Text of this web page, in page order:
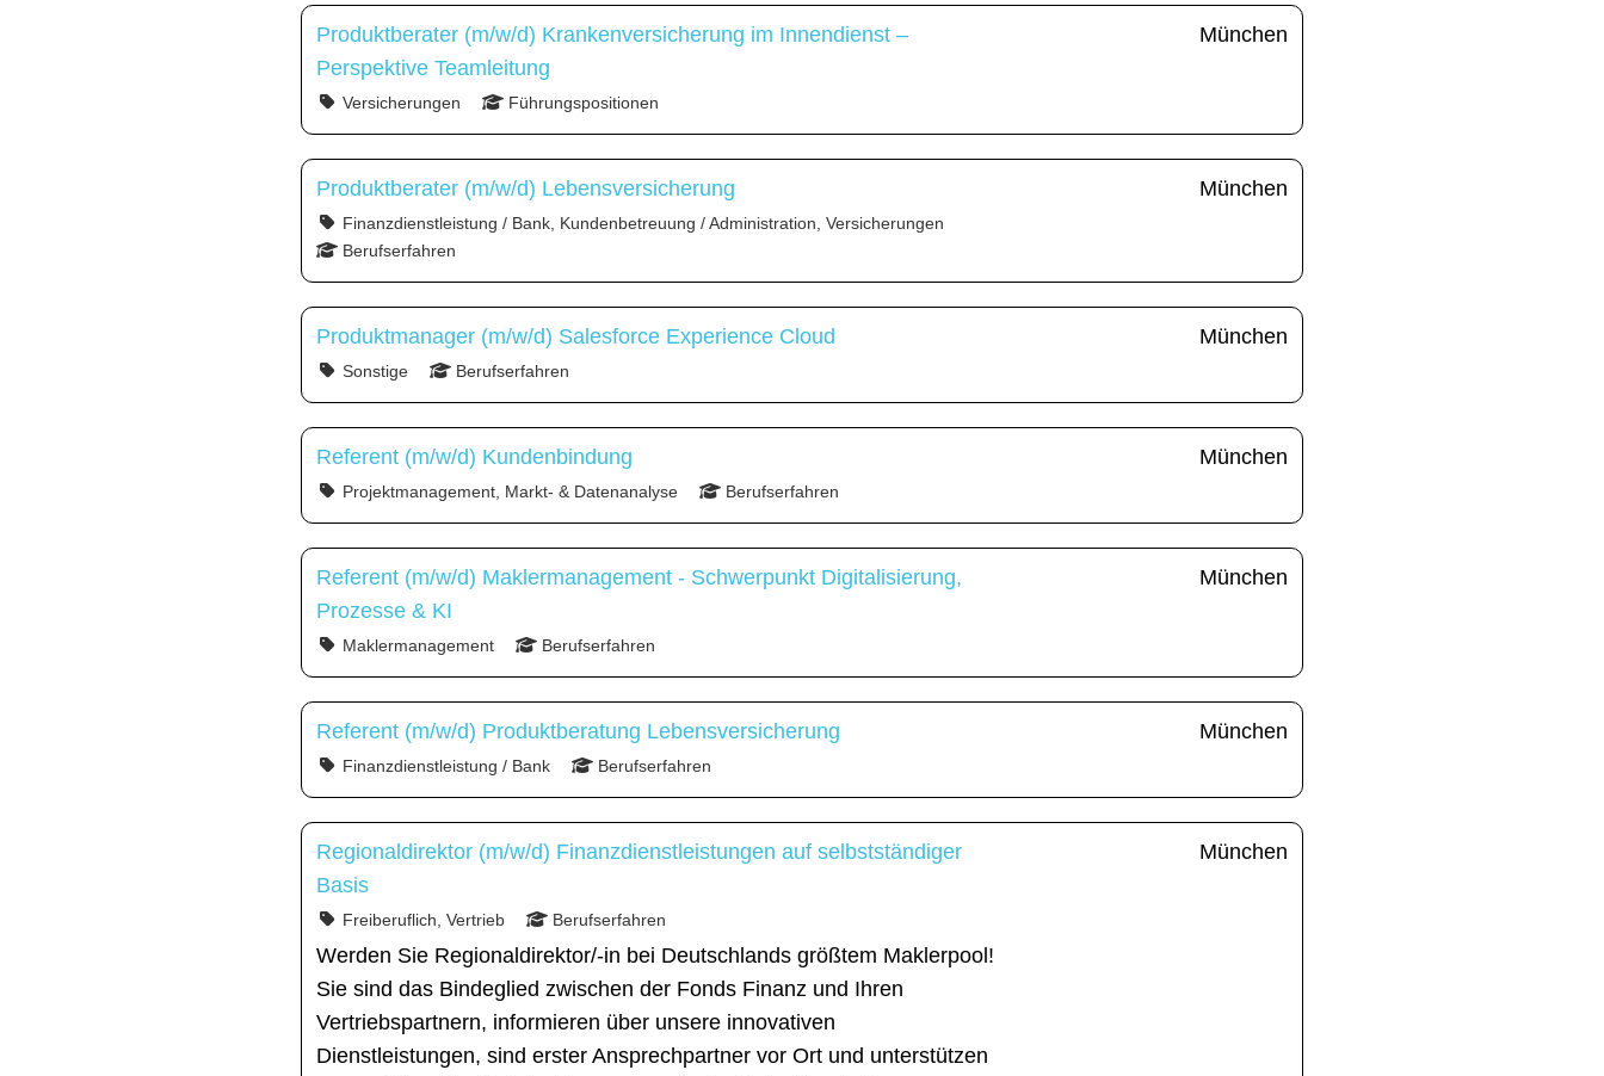
Produktberater (m/w/d) Krankenversicherung im Innendienst –
Perspektive Teamleitung
Versicherungen Führungspositionen
München
Produktberater (m/w/d) Lebensversicherung
Finanzdienstleistung / Bank, Kundenbetreuung / Administration, Versicherungen
Berufserfahren
München
Produktmanager (m/w/d) Salesforce Experience Cloud
Sonstige Berufserfahren
München
Referent (m/w/d) Kundenbindung
Projektmanagement, Markt- & Datenanalyse Berufserfahren
München
Referent (m/w/d) Maklermanagement - Schwerpunkt Digitalisierung,
Prozesse & KI
Maklermanagement Berufserfahren
München
Referent (m/w/d) Produktberatung Lebensversicherung
Finanzdienstleistung / Bank Berufserfahren
München
Regionaldirektor (m/w/d) Finanzdienstleistungen auf selbstständiger
Basis
Freiberuflich, Vertrieb Berufserfahren
Werden Sie Regionaldirektor/-in bei Deutschlands größtem Maklerpool!
Sie sind das Bindeglied zwischen der Fonds Finanz und Ihren
Vertriebspartnern, informieren über unsere innovativen
Dienstleistungen, sind erster Ansprechpartner vor Ort und unterstützen
München